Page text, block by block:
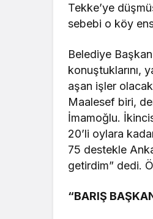
Tekke’ye
sebebi o köy
Belediye Başkan
konuştuklarını,
aşan işler
Maalesef biri,
İmamoğlu.
20’li oylara
75 destekle
getirdim” dedi.
“BARIŞ